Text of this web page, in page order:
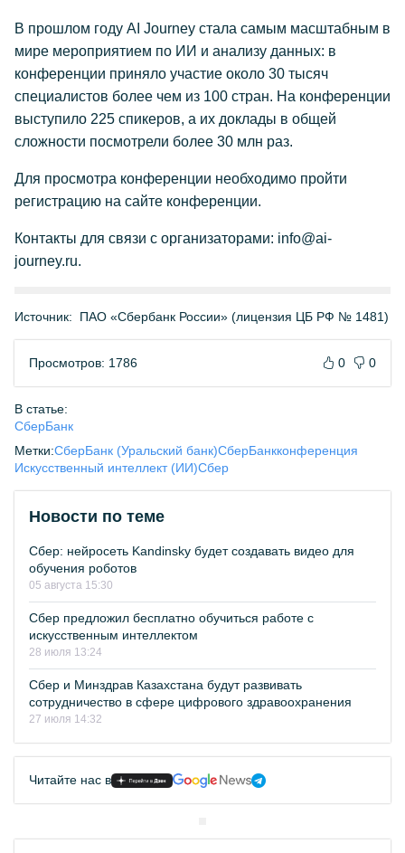
В прошлом году AI Journey стала самым масштабным в
мире мероприятием по ИИ и анализу данных: в
конференции приняло участие около 30 тысяч
специалистов более чем из 100 стран. На конференции
выступило 225 спикеров, а их доклады в общей
сложности посмотрели более 30 млн раз.
Для просмотра конференции необходимо пройти
регистрацию на сайте конференции.
Контакты для связи с организаторами: info@ai-
journey.ru.
Источник: ПАО «Сбербанк России» (лицензия ЦБ РФ № 1481)
Просмотров: 1786 0 0
В статье:
СберБанк
Метки:СберБанк (Уральский банк)СберБанкконференция
Искусственный интеллект (ИИ)Сбер
Новости по теме
Сбер: нейросеть Kandinsky будет создавать видео для
обучения роботов
05 августа 15:30
Сбер предложил бесплатно обучиться работе с
искусственным интеллектом
28 июля 13:24
Сбер и Минздрав Казахстана будут развивать
сотрудничество в сфере цифрового здравоохранения
27 июля 14:32
Читайте нас в